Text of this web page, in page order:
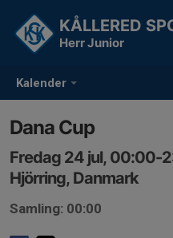
Kalender
KÅLLERED
Herr Junior
Dana Cup
Fredag 24 jul, 00:00-
Hjörring, Danmark
Samling: 00:00